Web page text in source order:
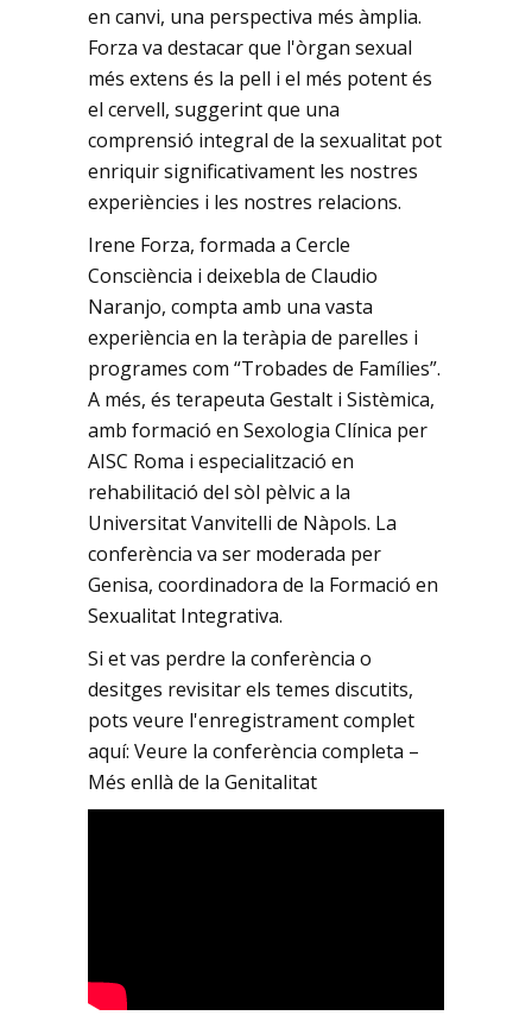
en canvi, una perspectiva més àmplia.
Forza va destacar que l'òrgan sexual
més extens és la pell i el més potent és
el cervell, suggerint que una
comprensió integral de la sexualitat pot
enriquir significativament les nostres
experiències i les nostres relacions.
Irene Forza, formada a Cercle
Consciència i deixebla de Claudio
Naranjo, compta amb una vasta
experiència en la teràpia de parelles i
programes com “Trobades de Famílies”.
A més, és terapeuta Gestalt i Sistèmica,
amb formació en Sexologia Clínica per
AISC Roma i especialització en
rehabilitació del sòl pèlvic a la
Universitat Vanvitelli de Nàpols. La
conferència va ser moderada per
Genisa, coordinadora de la Formació en
Sexualitat Integrativa.
Si et vas perdre la conferència o
desitges revisitar els temes discutits,
pots veure l'enregistrament complet
aquí: Veure la conferència completa –
Més enllà de la Genitalitat